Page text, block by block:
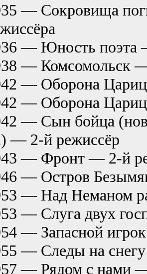
— Сокровища
— Юность поэта
— Комсомольск —
— Оборона
— Оборона
— Сын бойца
— 2-й режиссёр
— Фронт — 2-й
— Остров
— Над Неманом
— Слуга двух
— Запасной
— Следы на
— Рядом с нами